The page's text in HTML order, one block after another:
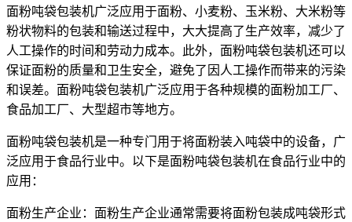
面粉吨袋包装机广泛应用于面粉、小麦粉、玉米粉、大米粉等
粉状物料的包装和输送过程中，大大提高了生产效率，减少了
人工操作的时间和劳动力成本。此外，面粉吨袋包装机还可以
保证面粉的质量和卫生安全，避免了因人工操作而带来的污染
和误差。面粉吨袋包装机广泛应用于各种规模的面粉加工厂、
食品加工厂、大型超市等地方。
面粉吨袋包装机是一种专门用于将面粉装入吨袋中的设备，广
泛应用于食品行业中。以下是面粉吨袋包装机在食品行业中的
应用：
面粉生产企业：面粉生产企业通常需要将面粉包装成吨袋形式